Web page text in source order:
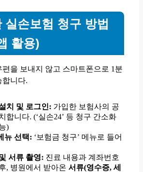
실손보험 청구 방법
활용)
편을 보내지 않고 스마트폰으로 1분
합니다.
치 및 로그인: 가입한 보험사의 공
합니다. (‘실손24’ 등 청구 간소화
)
뉴 선택: ‘보험금 청구’ 메뉴로 들어
서류 촬영: 진료 내용과 계좌번호
, 병원에서 받아온 서류(영수증, 세